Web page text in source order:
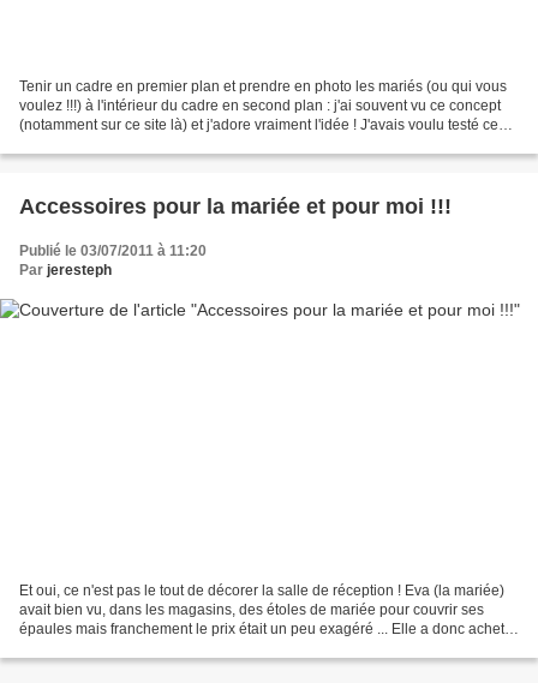
Tenir un cadre en premier plan et prendre en photo les mariés (ou qui vous
voulez !!!) à l'intérieur du cadre en second plan : j'ai souvent vu ce concept
(notamment sur ce site là) et j'adore vraiment l'idée ! J'avais voulu testé ce
Accessoires pour la mariée et pour moi !!!
Publié le 03/07/2011 à 11:20
Par jeresteph
Et oui, ce n'est pas le tout de décorer la salle de réception ! Eva (la mariée)
avait bien vu, dans les magasins, des étoles de mariée pour couvrir ses
épaules mais franchement le prix était un peu exagéré ... Elle a donc acheté